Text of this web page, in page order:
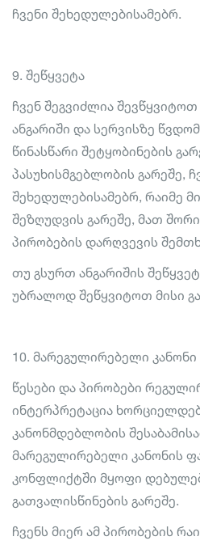
ჩვენი შეხედულებისამებრ.
9. შეწყვეტა
ჩვენ შეგვიძლია
ანგარიში და სერვისზე
წინასწარი შეტყობინების
პასუხისმგებლობის გარეშე,
შეხედულებისამებრ, რაიმე
შეზღუდვის გარეშე, მათ
პირობების დარღვევის
თუ გსურთ ანგარიშის
უბრალოდ შეწყვიტოთ მისი
10. მარეგულირებელი კანონი
წესები და პირობები
ინტერპრეტაცია
კანონმდებლობის
მარეგულირებელი კანონის
კონფლიქტში მყოფი
გათვალისწინების გარეშე.
ჩვენს მიერ ამ პირობების